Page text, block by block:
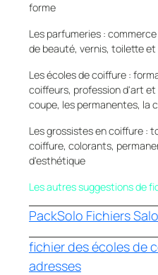
forme
Les parfumeries :
de beauté, vernis, toilette et
Les écoles de coiffure :
coiffeurs, profession d'art et
coupe, les permanentes, la
Les grossistes en coiffure :
coiffure, colorants,
d'esthétique
Les autres suggestions de
PackSolo Fichiers
fichier des écoles de
adresses